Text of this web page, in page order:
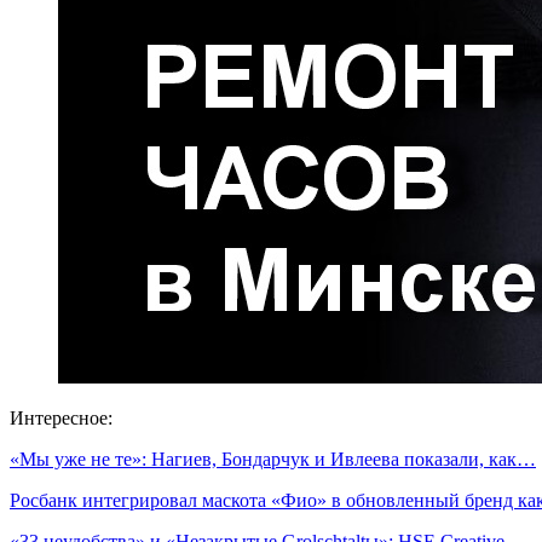
Интересное:
«Мы уже не те»: Нагиев, Бондарчук и Ивлеева показали, как…
Росбанк интегрировал маскота «Фио» в обновленный бренд